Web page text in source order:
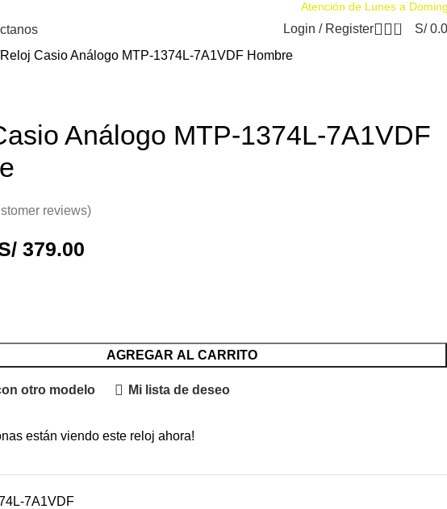
Atención de Lunes a
Login / Register 0 S/
Reloj Casio Análogo MTP-1374L-7A1VDF Hombre
Análogo MTP-1374L-7A1VDF
reviews)
379.00
AGREGAR AL CARRITO
otro modelo Mi lista de deseo
están viendo este reloj ahora!
7A1VDF